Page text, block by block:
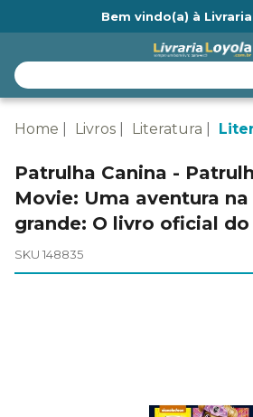
Bem vindo(a) à
Home Livros Literatura
Patrulha Canina -
Movie: Uma aventura
grande: O livro oficial
SKU 148835